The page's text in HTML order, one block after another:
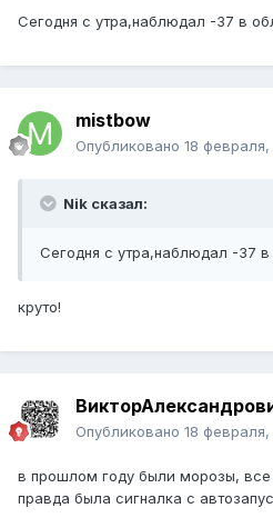
Сегодня с утра,наблюдал -37 в
mistbow
Опубликовано 18 февраля,
Nik сказал:
Сегодня с утра,наблюдал -37 в
круто!
Опубликовано 18 февраля,
в прошлом году были морозы,
правда была сигналка с